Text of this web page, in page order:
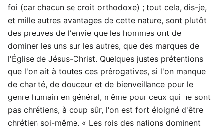
foi (car chacun se croit orthodoxe) ; tout cela, dis-je,
et mille autres avantages de cette nature, sont plutôt
des preuves de l'envie que les hommes ont de
dominer les uns sur les autres, que des marques de
l'Église de Jésus-Christ. Quelques justes prétentions
que l'on ait à toutes ces prérogatives, si l'on manque
de charité, de douceur et de bienveillance pour le
genre humain en général, même pour ceux qui ne sont
pas chrétiens, à coup sûr, l'on est fort éloigné d'être
chrétien soi-même. « Les rois des nations dominent